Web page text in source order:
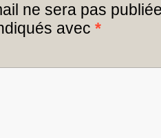
ne sera pas
avec *